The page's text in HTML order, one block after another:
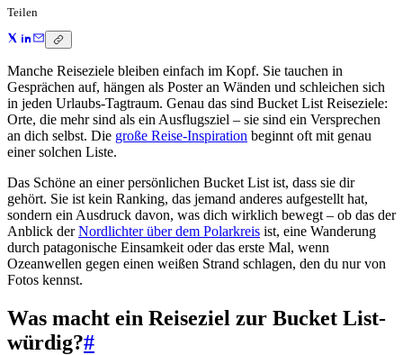
Teilen
Manche Reiseziele bleiben einfach im Kopf. Sie tauchen in
Gesprächen auf, hängen als Poster an Wänden und schleichen sich
in jeden Urlaubs-Tagtraum. Genau das sind Bucket List Reiseziele:
Orte, die mehr sind als ein Ausflugsziel – sie sind ein Versprechen
an dich selbst. Die große Reise-Inspiration beginnt oft mit genau
einer solchen Liste.
Das Schöne an einer persönlichen Bucket List ist, dass sie dir
gehört. Sie ist kein Ranking, das jemand anderes aufgestellt hat,
sondern ein Ausdruck davon, was dich wirklich bewegt – ob das der
Anblick derNordlichter über dem Polarkreis ist, eine Wanderung
durch patagonische Einsamkeit oder das erste Mal, wenn
Ozeanwellen gegen einen weißen Strand schlagen, den du nur von
Fotos kennst.
Was macht ein Reiseziel zur Bucket List-
würdig?#